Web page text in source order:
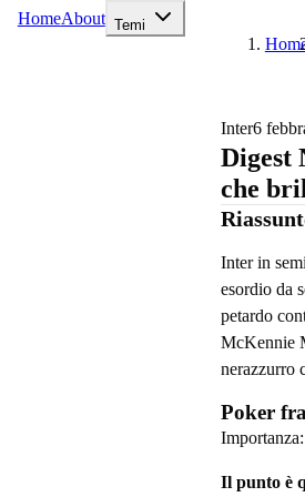
HomeAbout Temi
Inter6
Digest
che
Inter in
esordio da
petardo
McKennie
nerazzurro
Poker
Importanza:
Il punto è